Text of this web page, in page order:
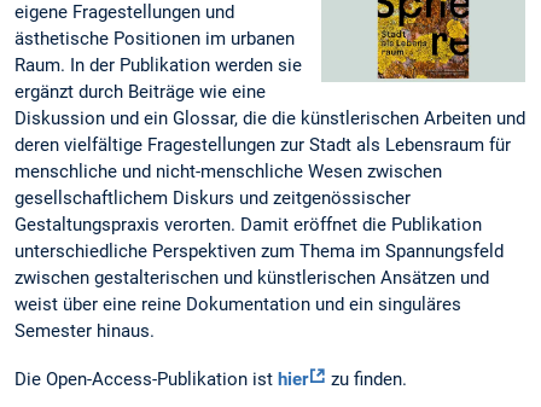
eigene Fragestellungen und
ästhetische Positionen im urbanen
Raum. In der Publikation werden sie
ergänzt durch Beiträge wie eine
Diskussion und ein Glossar, die die künstlerischen Arbeiten und
deren vielfältige Fragestellungen zur Stadt als Lebensraum für
menschliche und nicht-menschliche Wesen zwischen
gesellschaftlichem Diskurs und zeitgenössischer
Gestaltungspraxis verorten. Damit eröffnet die Publikation
unterschiedliche Perspektiven zum Thema im Spannungsfeld
zwischen gestalterischen und künstlerischen Ansätzen und
weist über eine reine Dokumentation und ein singuläres
Semester hinaus.
Die Open-Access-Publikation ist hier zu finden.